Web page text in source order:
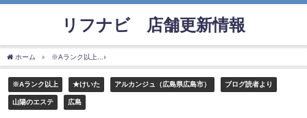
リフナビ®店舗更新情報
ホーム ※Aランク以上
※Aランク以上 ★けいた アルカンジュ（広島県広島市） ブログ読者より
山陽のエステ 広島